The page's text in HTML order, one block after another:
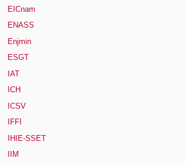
EICnam
ENASS
Enjmin
ESGT
IAT
ICH
ICSV
IFFI
IHIE-SSET
IIM